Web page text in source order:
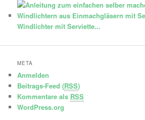
Windlichter mit Serviette...
META
Anmelden
Beitrags-Feed (RSS)
Kommentare als RSS
WordPress.org